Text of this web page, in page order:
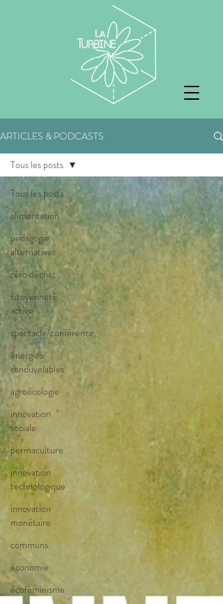
ARTICLES & PODCASTS
Tous les posts
alimentation
pedagogie
alternatives
zéro déchet
citoyenneté
active
spectacle/conférence
énergies
renouvelables
agroécologie
innovation
sociale
permaculture
innovation
technologique
innovation
monétaire
communs
économie
écoféminisme
Tous les posts